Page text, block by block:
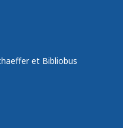
et Bibliobus